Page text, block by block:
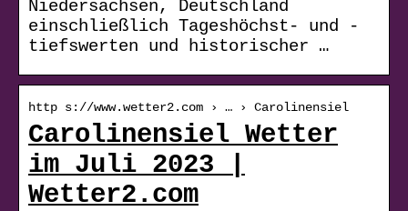
Niedersachsen, Deutschland
einschließlich Tageshöchst- und -
tiefswerten und historischer …
http s://www.wetter2.com › … › Carolinensiel
Carolinensiel Wetter
im Juli 2023 |
Wetter2.com